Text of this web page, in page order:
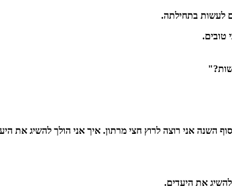
לעשות בתחילתה.
טובים.
השנה אני רוצה לרוץ חצי מרתון. איך אני הולך להשיג את
את היעדים.